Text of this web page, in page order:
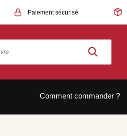
Paiement sécurisé
Comment commander ?